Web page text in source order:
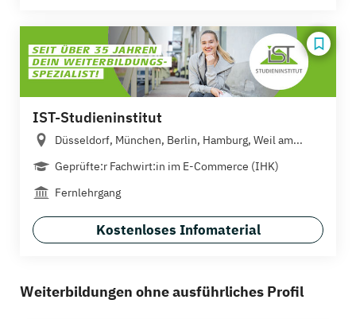
IST-Studieninstitut
Düsseldorf, München, Berlin, Hamburg, Weil am...
Geprüfte:r Fachwirt:in im E-Commerce (IHK)
Fernlehrgang
Kostenloses Infomaterial
Weiterbildungen ohne ausführliches Profil